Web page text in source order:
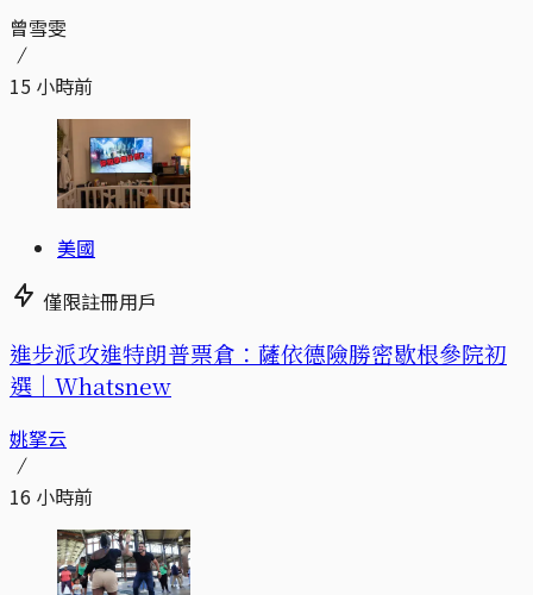
曾雪雯
15 小時前
美國
僅限註冊用戶
進步派攻進特朗普票倉：薩依德險勝密歇根參院初
選｜Whatsnew
姚拏云
16 小時前